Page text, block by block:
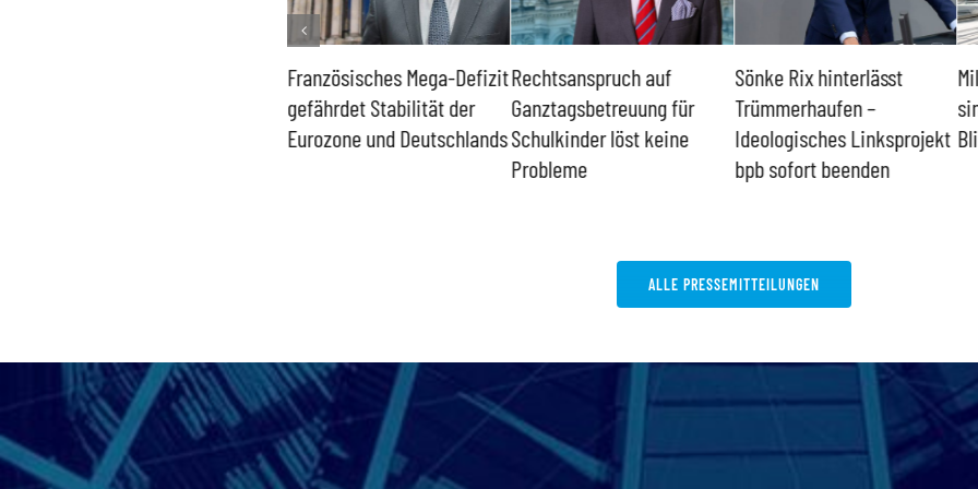
Französisches Mega-Defizit
gefährdet Stabilität der
Eurozone und Deutschlands
Rechtsanspruch auf
Ganztagsbetreuung für
Schulkinder löst keine
Sönke Rix hinterlässt
Trümmerhaufen –
Ideologisches Linksprojekt
bpb sofort beenden
Milliardenhilfen für
sind ein
Blindflug
ALLE PRESSEMITTEILUNGEN